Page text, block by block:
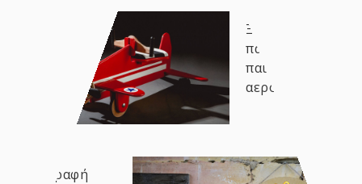
Ξύλινο
παιδικό
παιχνίδι
αεροπλάνο
Επιγραφή